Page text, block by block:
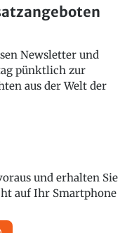
Newsletter und
pünktlich zur
aus der Welt der
und erhalten Sie
auf Ihr Smartphone